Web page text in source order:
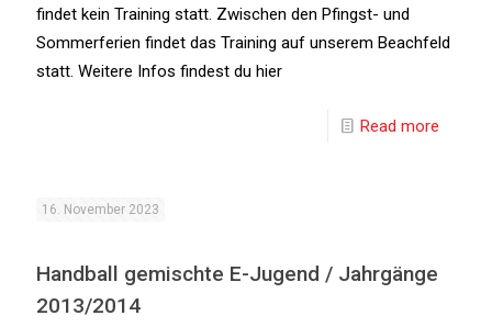
findet kein Training statt. Zwischen den Pfingst- und
Sommerferien findet das Training auf unserem Beachfeld
statt. Weitere Infos findest du hier
Read more
16. November 2023
Handball gemischte E-Jugend / Jahrgänge
2013/2014